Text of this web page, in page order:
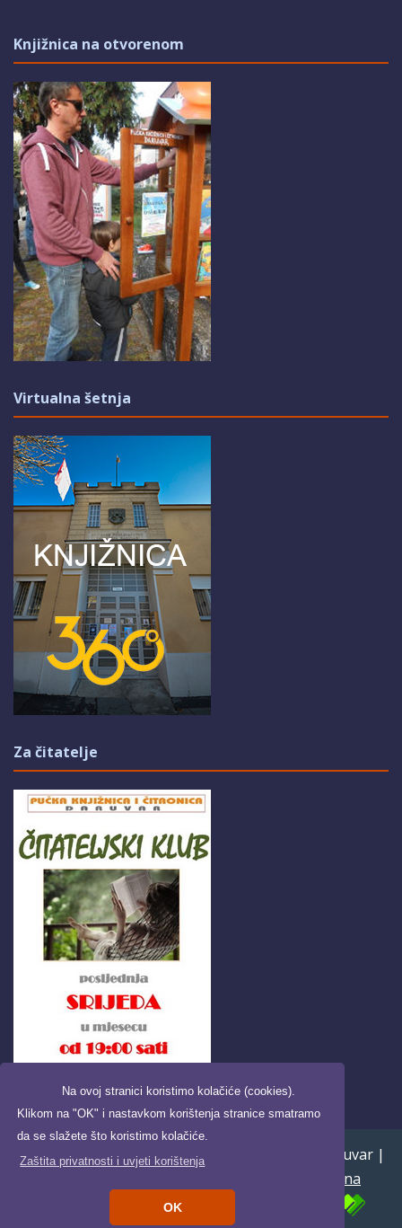
Na ovoj stranici koristimo kolačiće (cookies).
Klikom na "OK" i nastavkom korištenja stranice smatramo
da se slažete što koristimo kolačiće.
Zaštita privatnosti i uvjeti korištenja
OK
Knjižnica na otvorenom
Virtualna šetnja
Za čitatelje
Copyright ©2026. Pučka knjižnica i čitaonica Daruvar |
Digitalna
| Powered by